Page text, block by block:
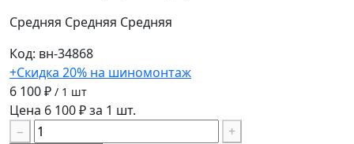
Средняя Средняя Средняя
Код: вн-34868
+Скидка 20% на шиномонтаж
6 100 ₽ / 1 шт
Цена 6 100 ₽ за 1 шт.
−
+